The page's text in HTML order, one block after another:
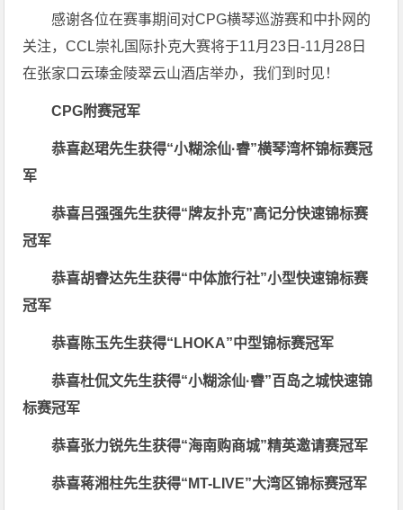
感谢各位在赛事期间对CPG横琴巡游赛和中扑网的
关注，CCL崇礼国际扑克大赛将于11月23日-11月28日
在张家口云瑧金陵翠云山酒店举办，我们到时见！
CPG附赛冠军
恭喜赵珺先生获得“小糊涂仙·睿”横琴湾杯锦标赛冠
军
恭喜吕强强先生获得“牌友扑克”高记分快速锦标赛
冠军
恭喜胡睿达先生获得“中体旅行社”小型快速锦标赛
冠军
恭喜陈玉先生获得“LHOKA”中型锦标赛冠军
恭喜杜侃文先生获得“小糊涂仙·睿”百岛之城快速锦
标赛冠军
恭喜张力锐先生获得“海南购商城”精英邀请赛冠军
恭喜蒋湘柱先生获得“MT-LIVE”大湾区锦标赛冠军